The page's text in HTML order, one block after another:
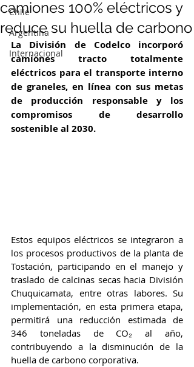
Chile
Argentina
Internacional
camiones 100% eléctricos y
reduce su huella de carbono
La División de Codelco incorporó
camiones tracto totalmente
eléctricos para el transporte interno
de graneles, en línea con sus metas
de producción responsable y los
compromisos de desarrollo
sostenible al 2030.
Estos equipos eléctricos se integraron a
los procesos productivos de la planta de
Tostación, participando en el manejo y
traslado de calcinas secas hacia División
Chuquicamata, entre otras labores. Su
implementación, en esta primera etapa,
permitirá una reducción estimada de
346 toneladas de CO₂ al año,
contribuyendo a la disminución de la
huella de carbono corporativa.